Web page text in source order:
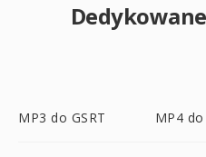
MP3 do GSRT MP4 do